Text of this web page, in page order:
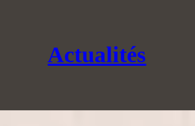
Actualités